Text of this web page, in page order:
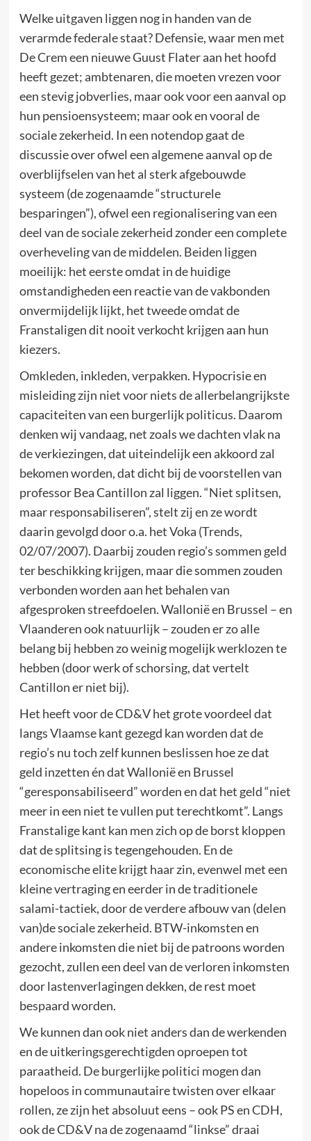
Welke uitgaven liggen nog in handen van de
verarmde federale staat? Defensie, waar men met
De Crem een nieuwe Guust Flater aan het hoofd
heeft gezet; ambtenaren, die moeten vrezen voor
een stevig jobverlies, maar ook voor een aanval op
hun pensioensysteem; maar ook en vooral de
sociale zekerheid. In een notendop gaat de
discussie over ofwel een algemene aanval op de
overblijfselen van het al sterk afgebouwde
systeem (de zogenaamde “structurele
besparingen”), ofwel een regionalisering van een
deel van de sociale zekerheid zonder een complete
overheveling van de middelen. Beiden liggen
moeilijk: het eerste omdat in de huidige
omstandigheden een reactie van de vakbonden
onvermijdelijk lijkt, het tweede omdat de
Franstaligen dit nooit verkocht krijgen aan hun
kiezers.
Omkleden, inkleden, verpakken. Hypocrisie en
misleiding zijn niet voor niets de allerbelangrijkste
capaciteiten van een burgerlijk politicus. Daarom
denken wij vandaag, net zoals we dachten vlak na
de verkiezingen, dat uiteindelijk een akkoord zal
bekomen worden, dat dicht bij de voorstellen van
professor Bea Cantillon zal liggen. “Niet splitsen,
maar responsabiliseren”, stelt zij en ze wordt
daarin gevolgd door o.a. het Voka (Trends,
02/07/2007). Daarbij zouden regio’s sommen geld
ter beschikking krijgen, maar die sommen zouden
verbonden worden aan het behalen van
afgesproken streefdoelen. Wallonië en Brussel – en
Vlaanderen ook natuurlijk – zouden er zo alle
belang bij hebben zo weinig mogelijk werklozen te
hebben (door werk of schorsing, dat vertelt
Cantillon er niet bij).
Het heeft voor de CD&V het grote voordeel dat
langs Vlaamse kant gezegd kan worden dat de
regio’s nu toch zelf kunnen beslissen hoe ze dat
geld inzetten én dat Wallonië en Brussel
“geresponsabiliseerd” worden en dat het geld “niet
meer in een niet te vullen put terechtkomt”. Langs
Franstalige kant kan men zich op de borst kloppen
dat de splitsing is tegengehouden. En de
economische elite krijgt haar zin, evenwel met een
kleine vertraging en eerder in de traditionele
salami-tactiek, door de verdere afbouw van (delen
van)de sociale zekerheid. BTW-inkomsten en
andere inkomsten die niet bij de patroons worden
gezocht, zullen een deel van de verloren inkomsten
door lastenverlagingen dekken, de rest moet
bespaard worden.
We kunnen dan ook niet anders dan de werkenden
en de uitkeringsgerechtigden oproepen tot
paraatheid. De burgerlijke politici mogen dan
hopeloos in communautaire twisten over elkaar
rollen, ze zijn het absoluut eens – ook PS en CDH,
ook de CD&V na de zogenaamd “linkse” draai